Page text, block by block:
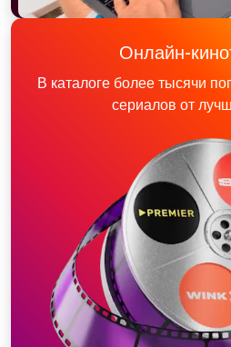
Онлайн-
В каталоге более тысячи
сериалов от